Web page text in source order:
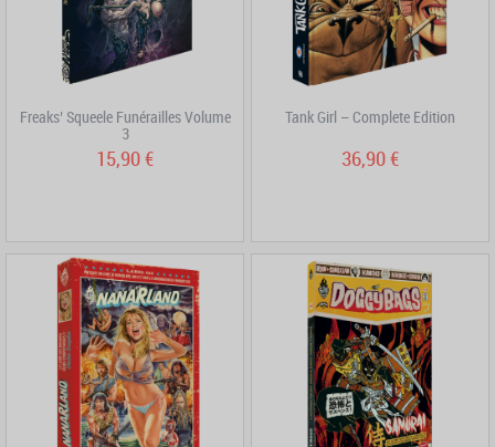
Freaks’ Squeele Funérailles Volume
3
15,90 €
Tank Girl – Complete Edition
36,90 €